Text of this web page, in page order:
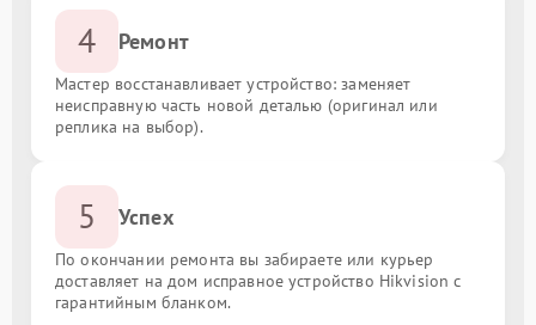
4 Ремонт
Мастер восстанавливает устройство: заменяет
неисправную часть новой деталью (оригинал или
реплика на выбор).
5 Успех
По окончании ремонта вы забираете или курьер
доставляет на дом исправное устройство Hikvision с
гарантийным бланком.